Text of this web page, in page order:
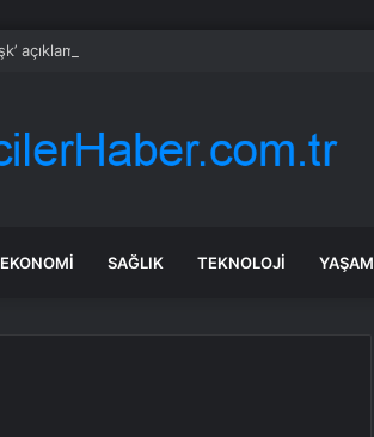
açıklaması: Hukuki yollara başvuruyor
EKONOMI SAĞLIK TEKNOLOJI YAŞAM